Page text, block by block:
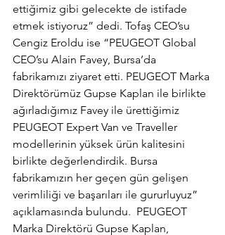
ettiğimiz gibi gelecekte de istifade
etmek istiyoruz” dedi. Tofaş CEO’su
Cengiz Eroldu ise “PEUGEOT Global
CEO’su Alain Favey, Bursa’da
fabrikamızı ziyaret etti. PEUGEOT Marka
Direktörümüz Gupse Kaplan ile birlikte
ağırladığımız Favey ile ürettiğimiz
PEUGEOT Expert Van ve Traveller
modellerinin yüksek ürün kalitesini
birlikte değerlendirdik. Bursa
fabrikamızın her geçen gün gelişen
verimliliği ve başarıları ile gururluyuz”
açıklamasında bulundu.  PEUGEOT
Marka Direktörü Gupse Kaplan,